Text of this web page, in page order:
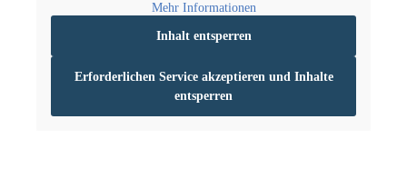
Mehr Informationen
Inhalt entsperren
Erforderlichen Service akzeptieren und Inhalte
entsperren